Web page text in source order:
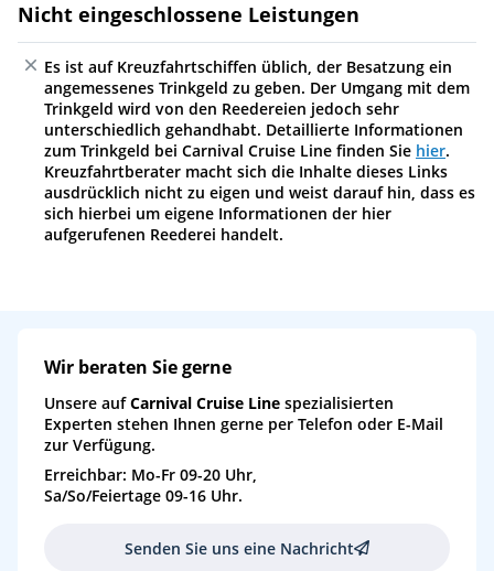
Nicht eingeschlossene Leistungen
Es ist auf Kreuzfahrtschiffen üblich, der Besatzung ein
angemessenes Trinkgeld zu geben. Der Umgang mit dem
Trinkgeld wird von den Reedereien jedoch sehr
unterschiedlich gehandhabt. Detaillierte Informationen
zum Trinkgeld bei Carnival Cruise Line finden Sie hier.
Kreuzfahrtberater macht sich die Inhalte dieses Links
ausdrücklich nicht zu eigen und weist darauf hin, dass es
sich hierbei um eigene Informationen der hier
aufgerufenen Reederei handelt.
Wir beraten Sie gerne
Unsere aufCarnival Cruise Line spezialisierten
Experten stehen Ihnen gerne per Telefon oder E-Mail
zur Verfügung.
Erreichbar: Mo-Fr 09-20 Uhr,
Sa/So/Feiertage 09-16 Uhr.
Senden Sie uns eine Nachricht